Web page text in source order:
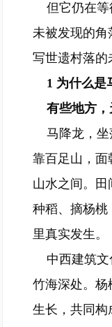
但它仍在等
未被发现的角
写世遗村落的
1 为什么是
有些地方，
马降龙，坐
靠百足山，面
山水之间。田
种稻、摘杨桃
里真实发生。
中西建筑文
竹海深处。杨
生长，共同